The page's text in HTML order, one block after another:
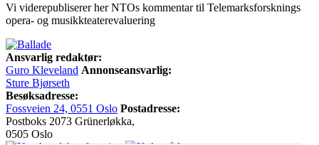
Vi viderepubliserer her NTOs kommentar til Telemarksforsknings
opera- og musikkteaterevaluering
Ansvarlig redaktør:
Guro Kleveland Annonseansvarlig:
Sture Bjørseth
Besøksadresse:
Fossveien 24, 0551 Oslo Postadresse:
Postboks 2073 Grünerløkka,
0505 Oslo